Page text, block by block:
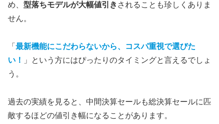
め、 型落ちモデルが大幅値引き されることも珍しくありま
せん。
「 最新機能にこだわらないから、コスパ重視で選びた
い！
」という方にはぴったりのタイミングと言えるでしょ
う。
過去の実績を見ると、中間決算セールも総決算セールに匹
敵するほどの値引き幅になることがあります。